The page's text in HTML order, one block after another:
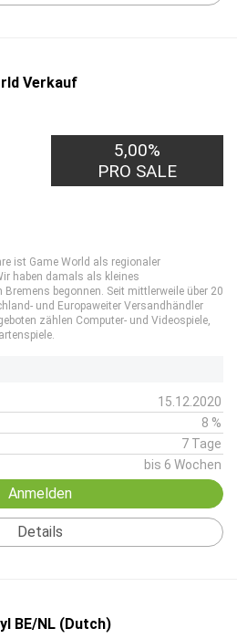
Verkauf
5,00%
PRO SALE
ist Game World als regionaler
haben damals als kleines
begonnen. Seit mittlerweile über 20
und Europaweiter Versandhändler
zählen Computer- und Videospiele,
15.12.2020
8 %
7 Tage
bis 6 Wochen
Anmelden
Details
BE/NL (Dutch)